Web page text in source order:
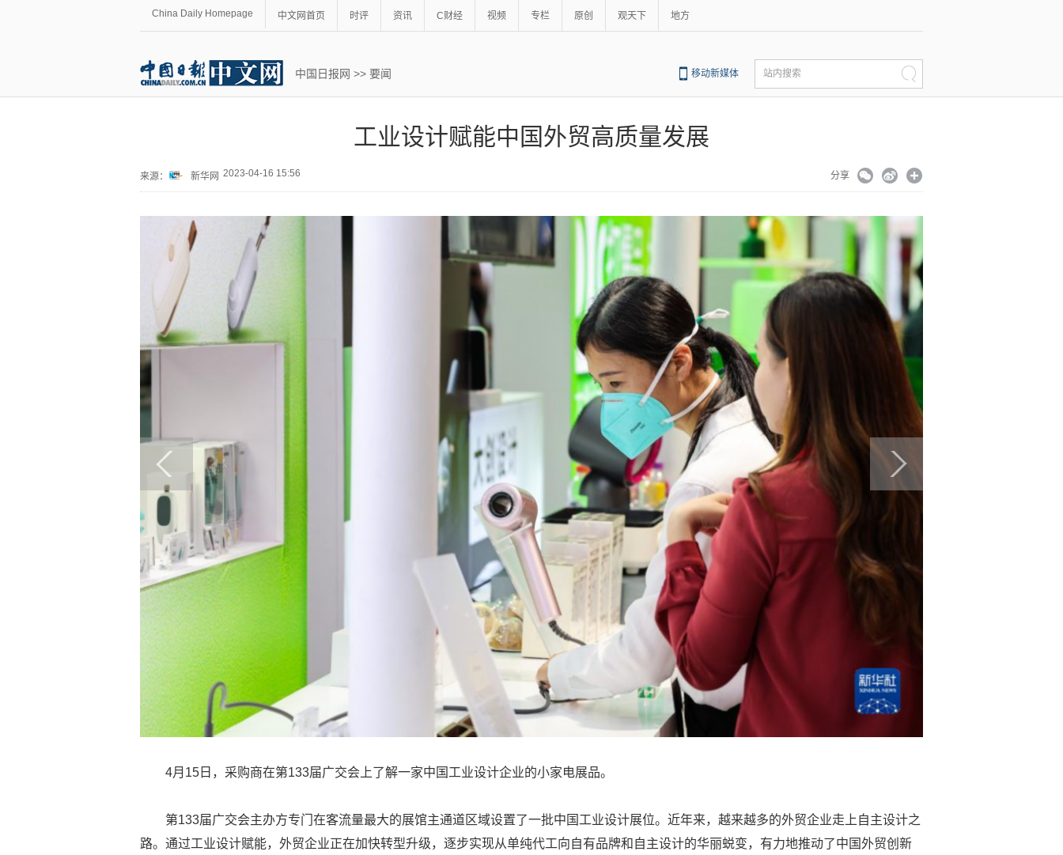
China Daily Homepage 中文网首页 时评 资讯 C财经 视频 专栏 原创 观天下 地方
中国日报网 >> 要闻 移动新媒体 站内搜索
工业设计赋能中国外贸高质量发展
来源： 新华网 2023-04-16 15:56 分享
4月15日，采购商在第133届广交会上了解一家中国工业设计企业的小家电展品。
第133届广交会主办方专门在客流量最大的展馆主通道区域设置了一批中国工业设计展位。近年来，越来越多的外贸企业走上自主设计之
路。通过工业设计赋能，外贸企业正在加快转型升级，逐步实现从单纯代工向自有品牌和自主设计的华丽蜕变，有力地推动了中国外贸创新